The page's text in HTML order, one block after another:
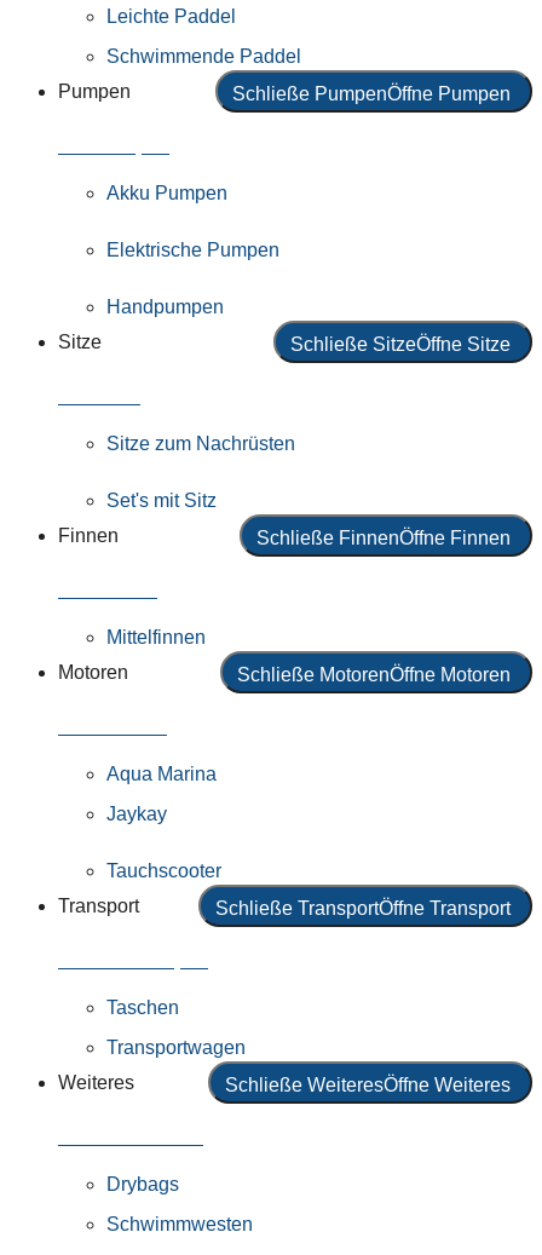
Leichte Paddel
Schwimmende Paddel
Pumpen
Schließe PumpenÖffne Pumpen
Akku Pumpen
Elektrische Pumpen
Handpumpen
Sitze
Schließe SitzeÖffne Sitze
Sitze zum Nachrüsten
Set's mit Sitz
Finnen
Schließe FinnenÖffne Finnen
Mittelfinnen
Motoren
Schließe MotorenÖffne Motoren
Aqua Marina
Jaykay
Tauchscooter
Transport
Schließe TransportÖffne Transport
Taschen
Transportwagen
Weiteres
Schließe WeiteresÖffne Weiteres
Drybags
Schwimmwesten